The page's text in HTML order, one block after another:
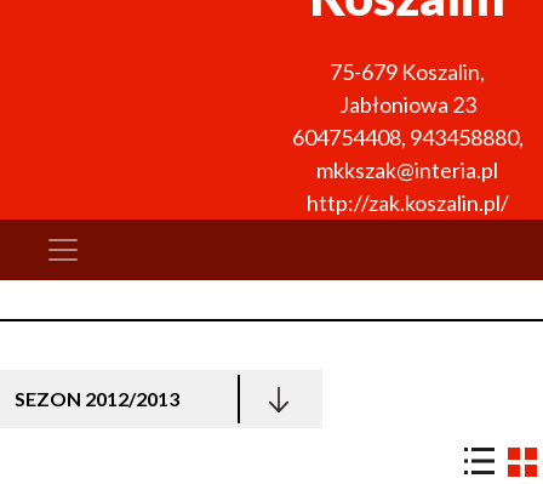
75-679 Koszalin,
Jabłoniowa 23
604754408, 943458880,
mkkszak@interia.pl
http://zak.koszalin.pl/
SEZON 2012/2013